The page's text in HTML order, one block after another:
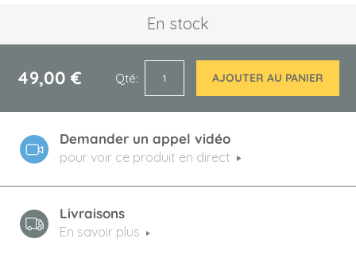
En stock
49,00 € Qté AJOUTER AU PANIER
Demander un appel vidéo
pour voir ce produit en direct
Livraisons
En savoir plus
images
gallery